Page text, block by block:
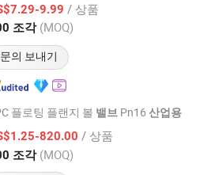
9.99 / 상품
조각 (MOQ)
문의 보내기
이후 2026
플로팅 플랜지 볼 밸브 Pn16 산업용
820.00 / 상품
조각 (MOQ)
Fitting Co., Ltd.
이후 2016